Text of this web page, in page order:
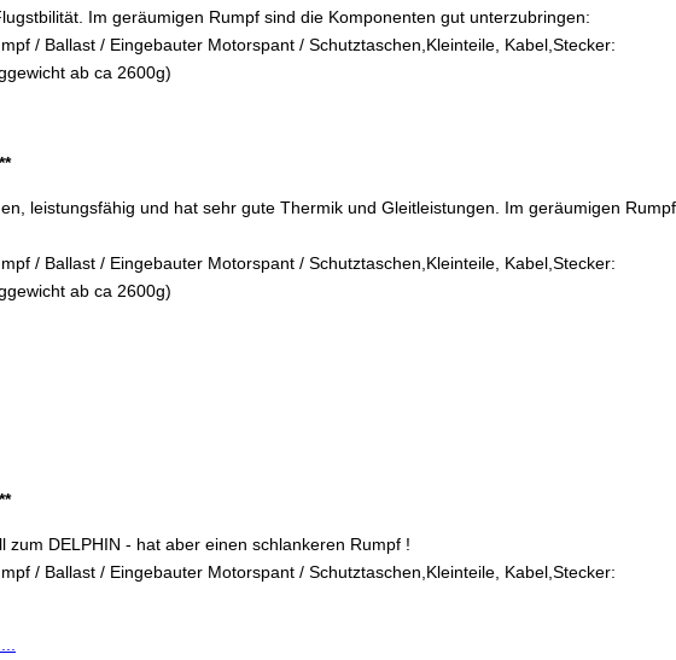
Im geräumigen Rumpf sind die Komponenten gut unterzubringen:
/ Ballast / Eingebauter Motorspant / Schutztaschen,Kleinteile, Kabel,Stecker:
ab ca 2600g)
leistungsfähig und hat sehr gute Thermik und Gleitleistungen. Im geräumigen
/ Ballast / Eingebauter Motorspant / Schutztaschen,Kleinteile, Kabel,Stecker:
ab ca 2600g)
zum DELPHIN - hat aber einen schlankeren Rumpf !
/ Ballast / Eingebauter Motorspant / Schutztaschen,Kleinteile, Kabel,Stecker: